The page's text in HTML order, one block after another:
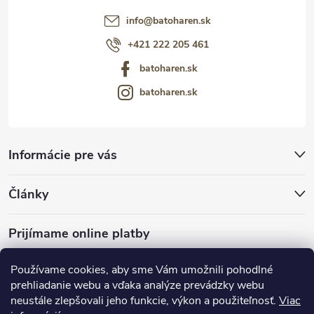
Používame cookies, aby sme Vám umožnili pohodlné
prehliadanie webu a vďaka analýze prevádzky webu
neustále zlepšovali jeho funkcie, výkon a použiteľnosť. Viac
Informácie pre vás
Články
Prijímame online platby
info@batoharen.sk
+421 222 205 461
batoharen.sk
batoharen.sk